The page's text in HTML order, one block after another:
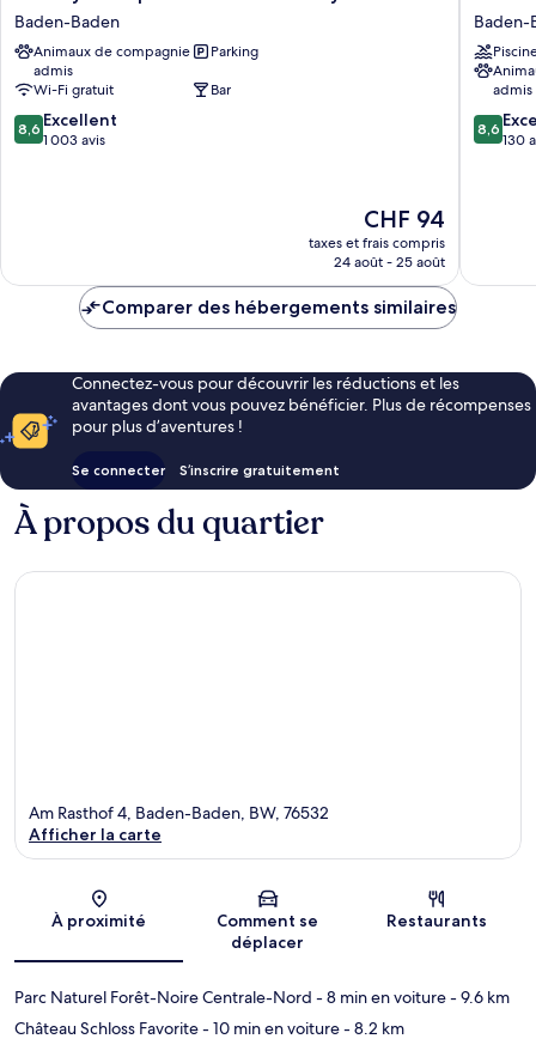
Inn
Express
Baden-
Baden
by
IHG
Baden-
Baden-Baden
Animaux de compagnie
admis
Parking
Wi-Fi gratuit
Bar
8.6
sur
8,6 Excellent
1 003 avis
Le
nouveau
prix
de
CHF 94
taxes et frais compris
24 août - 25 août
Royal
Hotel
Baden-
Baden
Baden-
Baden
Baden-
admis
8.6
sur
8,6
130
Comparer des hébergements similaires
Connectez-vous pour découvrir les réductions et les
avantages dont vous pouvez bénéficier. Plus de récompenses
pour plus d’aventures !
Se connecter S’inscrire gratuitement
À propos du quartier
Carte
Am Rasthof 4, Baden-Baden, BW, 76532
Afficher la carte
À proximité
Comment se
déplacer
Restaurants
Parc Naturel Forêt-Noire Centrale-Nord - 8 min en voiture- 9.6 km
Château Schloss Favorite- 10 min en voiture- 8.2 km